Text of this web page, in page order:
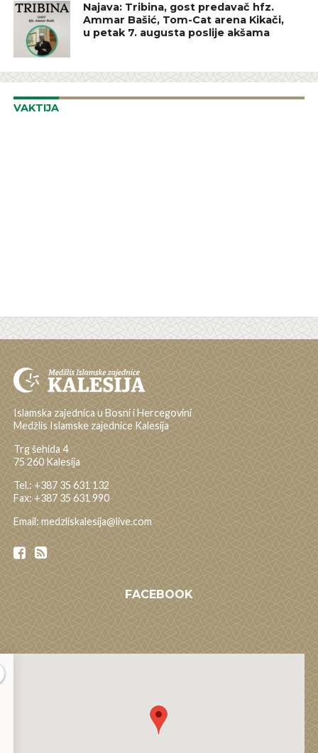
Najava: Tribina, gost predavač hfz.
Ammar Bašić, Tom-Cat arena Kikači,
u petak 7. augusta poslije akšama
VAKTIJA
Islamska zajednica u Bosni i Hercegovini
Medžlis Islamske zajednice Kalesija
Trg šehida 4
75 260 Kalesija
Tel.: +387 35 631 132
Fax: +387 35 631 990
Email: medzliskalesija@live.com
FACEBOOK